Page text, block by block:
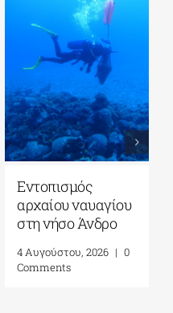
Εντοπισμός
αρχαίου ναυαγίου
στη νήσο Άνδρο
4 Αυγούστου, 2026 | 0
Comments